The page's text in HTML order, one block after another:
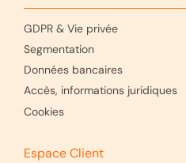
GDPR & Vie privée
Segmentation
Données bancaires
Accès, informations juridiques
Cookies
Espace Client